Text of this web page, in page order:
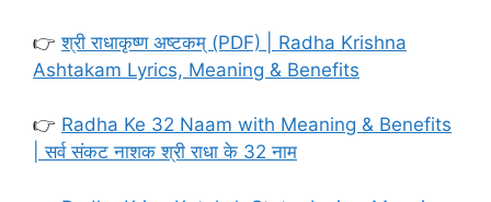
👉श्री राधाकृष्ण अष्टकम् (PDF) | Radha Krishna
Ashtakam Lyrics, Meaning & Benefits
👉 Radha Ke 32 Naam with Meaning & Benefits
| सर्व संकट नाशक श्री राधा के 32 नाम